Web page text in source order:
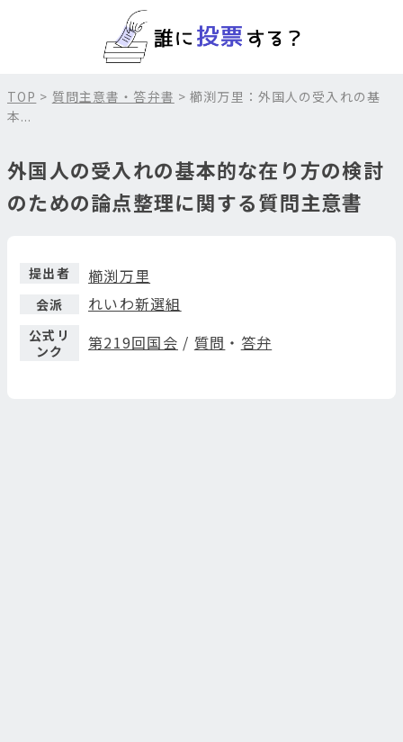
TOP > 質問主意書・答弁書 > 櫛渕万里：外国人の受入れの基
本...
外国人の受入れの基本的な在り方の検討
のための論点整理に関する質問主意書
提出者 櫛渕万里
会派 れいわ新選組
公式リ
ンク
第219回国会 / 質問 ・ 答弁